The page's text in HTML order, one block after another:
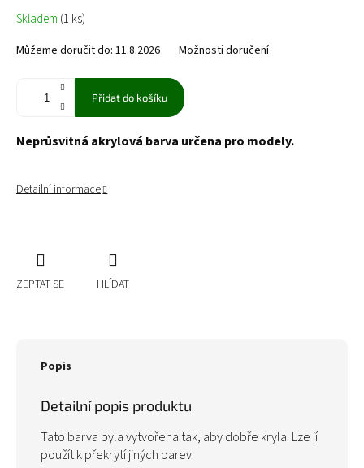
Měrná
cena:
Skladem (1 ks)
Můžeme doručit do: 11.8.2026 Možnosti doručení
Přidat do košíku
Neprůsvitná akrylová barva určena pro modely.
Detailní informace
ZEPTAT SE HLÍDAT
Popis
Detailní popis produktu
Tato barva byla vytvořena tak, aby dobře kryla. Lze jí
použít k překrytí jiných barev.